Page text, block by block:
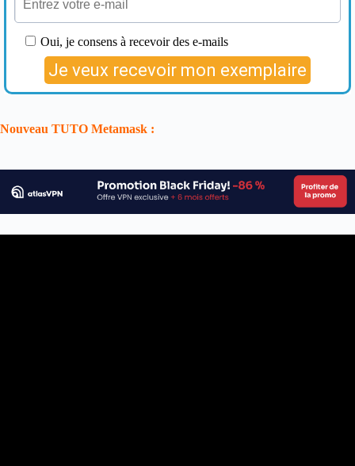
Nouveau TUTO Metamask :